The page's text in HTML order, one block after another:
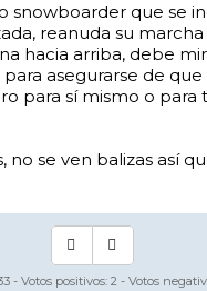
snowboarder que se
reanuda su
hacia arriba, debe
asegurarse de
para sí mismo o para
no se ven balizas así
- Votos positivos: 2 - Votos